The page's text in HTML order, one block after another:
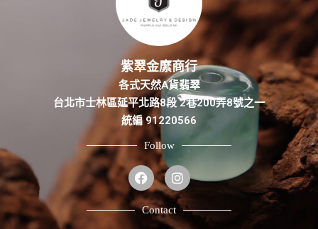
紫翠金縻商行
各式天然A貨翡翠
台北市士林區延平北路8段 2巷200弄8號之一
統編 91220566
Follow
Contact